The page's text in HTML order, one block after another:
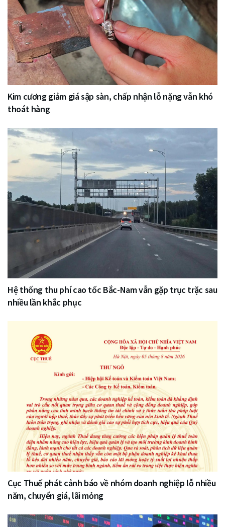
Kim cương giảm giá sập sàn, chấp nhận lỗ nặng vẫn khó
thoát hàng
Hệ thống thu phí cao tốc Bắc-Nam vẫn gặp trục trặc sau
nhiều lần khắc phục
Cục Thuế phát cảnh báo về nhóm doanh nghiệp lỗ nhiều
năm, chuyển giá, lãi mỏng